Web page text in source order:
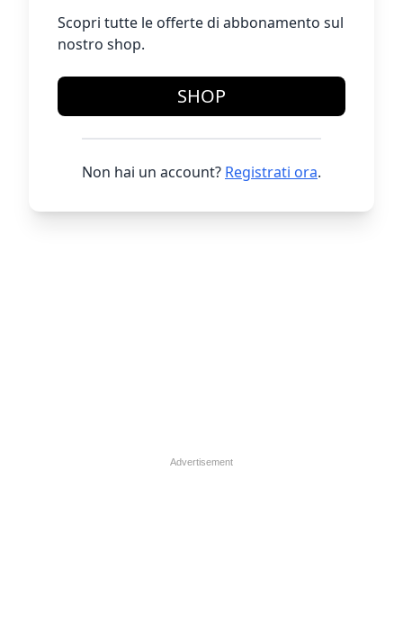
Scopri tutte le offerte di abbonamento sul
nostro shop.
SHOP
Non hai un account? Registrati ora.